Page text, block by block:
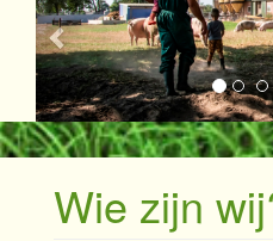
Wie zijn